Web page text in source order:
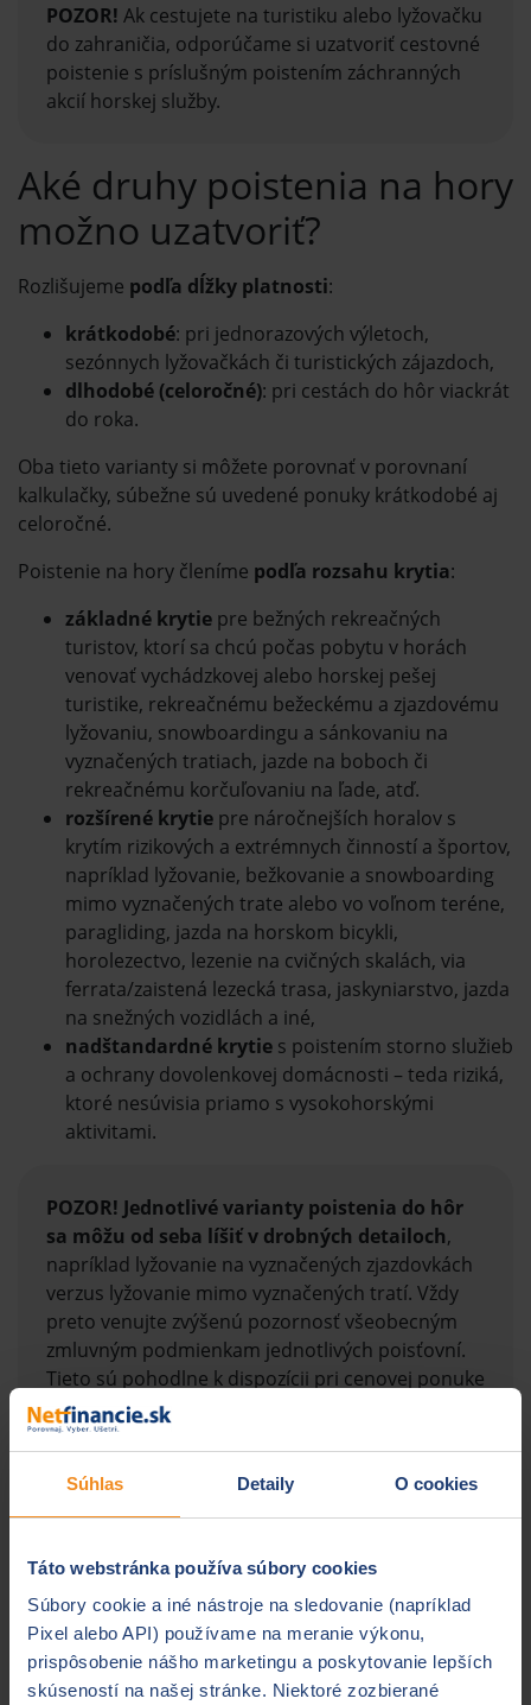
Súhlas Detaily O cookies
Táto webstránka používa súbory cookies
Súbory cookie a iné nástroje na sledovanie (napríklad
Pixel alebo API) používame na meranie výkonu,
prispôsobenie nášho marketingu a poskytovanie lepších
skúseností na našej stránke. Niektoré zozbierané
POZOR! Ak cestujete na turistiku alebo lyžovačku
do zahraničia, odporúčame si uzatvoriť cestovné
poistenie s príslušným poistením záchranných
akcií horskej služby.
Aké druhy poistenia na hory
možno uzatvoriť?
Rozlišujeme podľa dĺžky platnosti:
krátkodobé: pri jednorazových výletoch,
sezónnych lyžovačkách či turistických zájazdoch,
dlhodobé (celoročné): pri cestách do hôr viackrát
do roka.
Oba tieto varianty si môžete porovnať v porovnaní
kalkulačky, súbežne sú uvedené ponuky krátkodobé aj
celoročné.
Poistenie na hory členíme podľa rozsahu krytia:
základné krytie pre bežných rekreačných
turistov, ktorí sa chcú počas pobytu v horách
venovať vychádzkovej alebo horskej pešej
turistike, rekreačnému bežeckému a zjazdovému
lyžovaniu, snowboardingu a sánkovaniu na
vyznačených tratiach, jazde na boboch či
rekreačnému korčuľovaniu na ľade, atď.
rozšírené krytie pre náročnejších horalov s
krytím rizikových a extrémnych činností a športov,
napríklad lyžovanie, bežkovanie a snowboarding
mimo vyznačených trate alebo vo voľnom teréne,
paragliding, jazda na horskom bicykli,
horolezectvo, lezenie na cvičných skalách, via
ferrata/zaistená lezecká trasa, jaskyniarstvo, jazda
na snežných vozidlách a iné,
nadštandardné krytie s poistením storno služieb
a ochrany dovolenkovej domácnosti – teda riziká,
ktoré nesúvisia priamo s vysokohorskými
aktivitami.
POZOR! Jednotlivé varianty poistenia do hôr
sa môžu od seba líšiť v drobných detailoch,
napríklad lyžovanie na vyznačených zjazdovkách
verzus lyžovanie mimo vyznačených tratí. Vždy
preto venujte zvýšenú pozornosť všeobecným
zmluvným podmienkam jednotlivých poisťovní.
Tieto sú pohodlne k dispozícii pri cenovej ponuke
poisťovní v online kalkulačke. V prípade
nejasností nás môžete
Porovnať ceny
Aké sú pripoistenia v